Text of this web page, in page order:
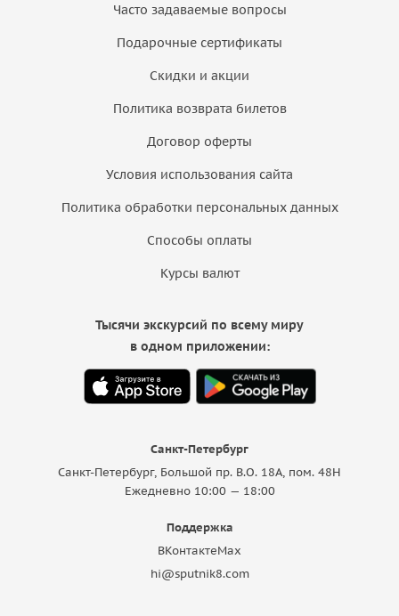
Часто задаваемые вопросы
Подарочные сертификаты
Скидки и акции
Политика возврата билетов
Договор оферты
Условия использования сайта
Политика обработки персональных данных
Способы оплаты
Курсы валют
Санкт-Петербург
Санкт-Петербург, Большой пр. В.О. 18A, пом. 48Н
Ежедневно 10:00 — 18:00
Поддержка
ВКонтактеMax
hi@sputnik8.com
Тысячи экскурсий по всему миру
в одном приложении: